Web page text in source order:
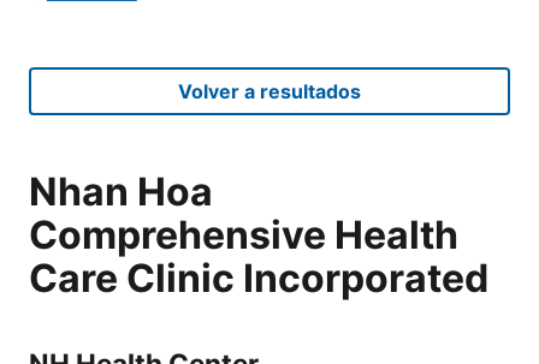
Volver a resultados
Nhan Hoa
Comprehensive Health
Care Clinic Incorporated